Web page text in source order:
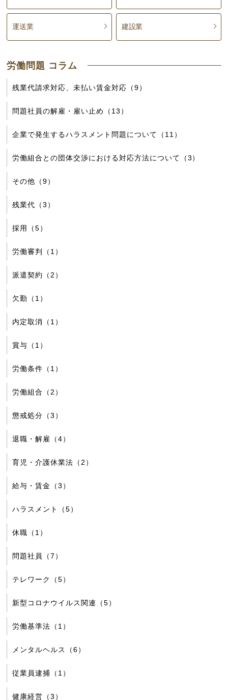
った場合に本人に生じる結果
個人情報の提出は任意であり、ご提供いただけない場
お客様へのサービス向上の為にお客様サポートセンター
ご意見をいただくために、メール、お電話をかけさせて
運送業 建設業
労働問題 コラム
残業代請求対応、未払い賃金対応（9）
問題社員の解雇・雇い止め（13）
企業で発生するハラスメント問題について（11）
労働組合との団体交渉における対応方法について（3）
その他（9）
残業代（3）
採用（5）
労働審判（1）
派遣契約（2）
欠勤（1）
内定取消（1）
賞与（1）
労働条件（1）
労働組合（2）
懲戒処分（3）
退職・解雇（4）
育児・介護休業法（2）
給与・賃金（3）
ハラスメント（5）
休職（1）
問題社員（7）
テレワーク（5）
新型コロナウイルス関連（5）
労働基準法（1）
メンタルヘルス（6）
従業員逮捕（1）
健康経営（3）